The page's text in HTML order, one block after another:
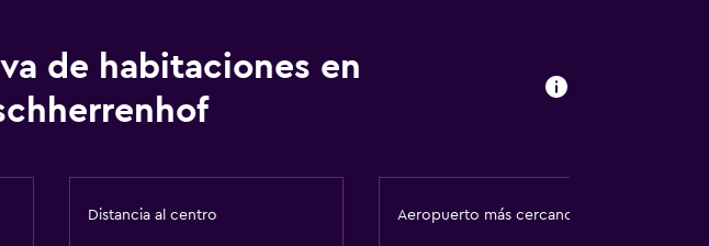
Comedor
Tetera eléctrica
Tetera/cafetera
de habitaciones en
Distancia al centro Aeropuerto más cercano